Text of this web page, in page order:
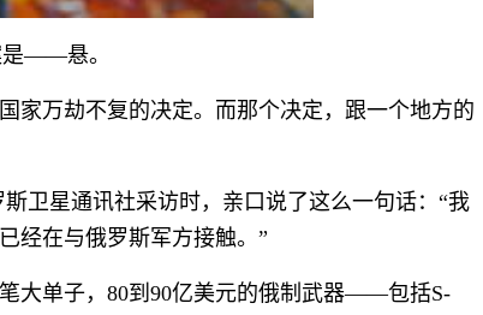
是——悬。
家万劫不复的决定。而那个决定，跟一个地方的
卫星通讯社采访时，亲口说了这么一句话：“我
经在与俄罗斯军方接触。”
大单子，80到90亿美元的俄制武器——包括S-